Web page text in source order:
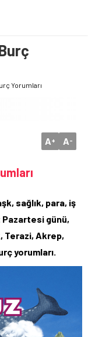
Yorumları
A+ A-
sağlık, para, iş
günü,
Terazi, Akrep,
yorumları.